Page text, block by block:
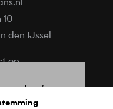
het hart
wat je doet
den IJssel
op